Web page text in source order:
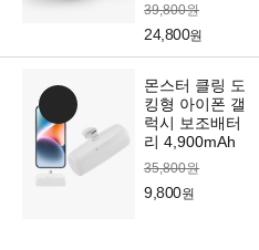
39,800원
24,800원
몬스터 클링 도
킹형 아이폰 갤
럭시 보조배터
리 4,900mAh
35,800원
9,800원